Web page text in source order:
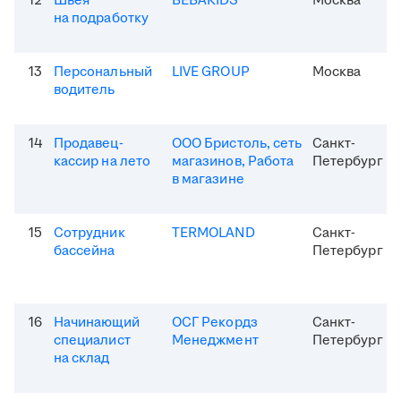
на подработку
13
Персональный
водитель
LIVE GROUP Москва
14
Продавец-
кассир на лето
ООО Бристоль, сеть
магазинов, Работа
в магазине
Санкт-
Петербург
15
Сотрудник
бассейна
TERMOLAND
Санкт-
Петербург
16
Начинающий
специалист
на склад
ОСГ Рекордз
Менеджмент
Санкт-
Петербург